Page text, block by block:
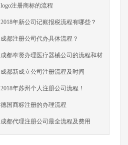
logo注册商标的流程
2018年新公司记账报税流程有哪些？
成都注册公司代办具体流程？
成都奉贤办理医疗器械公司的流程和材
料
成都新成立公司注册流程及时间
2018年苏州个人注册公司流程！
德国商标注册的办理流程
成都代理注册公司最全流程及费用